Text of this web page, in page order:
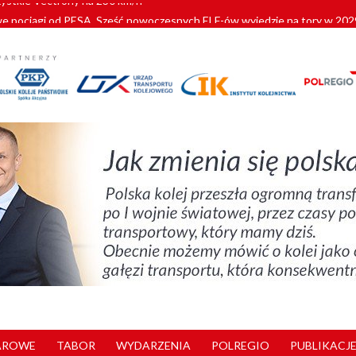
pociągi od PESA. Sześć nowoczesnych ELF-ów wyjedzie na tory w
alkoholu i wjeżdżają na tory
Vectrony na 230 km/h
TABOR WYDARZENIA POLREGIO